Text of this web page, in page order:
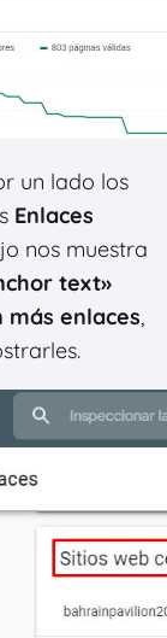
un lado los
Enlaces
nos muestra
text»
más enlaces,